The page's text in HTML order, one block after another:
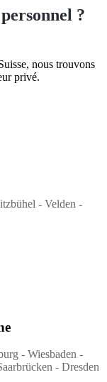
?
nous trouvons
privé.
- Velden -
- Wiesbaden -
- Dresden